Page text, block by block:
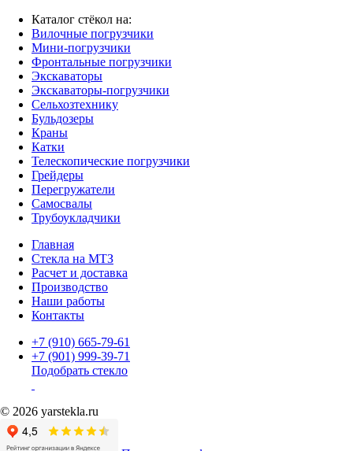
Каталог стёкол на:
Вилочные погрузчики
Мини-погрузчики
Фронтальные погрузчики
Экскаваторы
Экскаваторы-погрузчики
Сельхозтехнику
Бульдозеры
Краны
Катки
Телескопические погрузчики
Грейдеры
Перегружатели
Самосвалы
Трубоукладчики
Главная
Стекла на МТЗ
Расчет и доставка
Производство
Наши работы
Контакты
+7 (910) 665-79-61
+7 (901) 999-39-71
Подобрать стекло
© 2026 yarstekla.ru